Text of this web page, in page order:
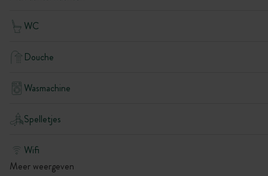
WC
Douche
Wasmachine
Spelletjes
Wifi
Meer weergeven